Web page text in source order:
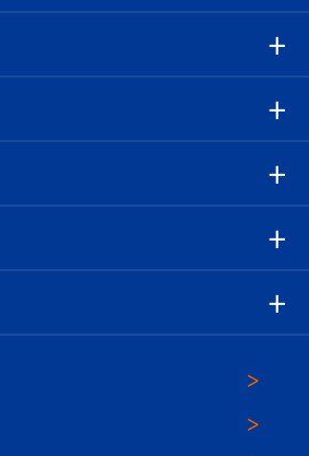
ド
おもてなしガイド
クラブ）
ト
タグラム